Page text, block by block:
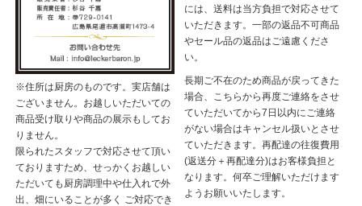
※住所は厨房のものです。実店舗は
ございません。お越しいただいての
商品受け取りや商品の展示もしてお
りません。
限られたスタッフで対応させて頂い
ておりますため、せっかくお越しい
ただいても厨房調理中や仕入れで外
出、畑にいることが多く ご対応でき
には、送料は当方負担で対応させて
いただきます。一部の返品不可商品
やセール品の返品はご遠慮くださ
い。
長期ご不在のため商品が戻ってきた
場合、こちらから再度ご連絡をさせ
ていただいてから7日以内にご連絡
がない場合はキャンセル扱いとさせ
ていただきます。再配達の往復費用
(返送分＋再配達分)はお客様負担と
なります。何卒ご理解いただけます
ようお願いいたします。